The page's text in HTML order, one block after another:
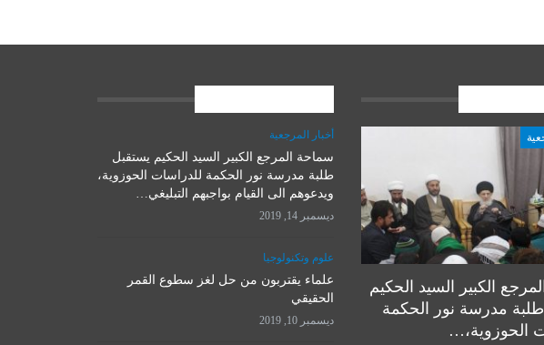
علوم وتكنولوجيا
الكبير السيد الحكيم
مدرسة نور الحكمة
الحوزوية،…
أخبار المرجعية
سماحة المرجع الكبير السيد الحكيم يستقبل
طلبة مدرسة نور الحكمة للدراسات الحوزوية،
ويدعوهم الى القيام بواجبهم التبليغي…
ديسمبر 14, 2019
علوم وتكنولوجيا
علماء يقتربون من حل لغز سطوع القمر
الحقيقي
ديسمبر 10, 2019